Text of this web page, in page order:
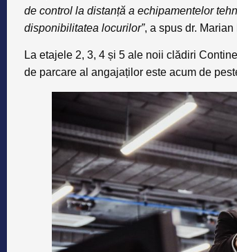
de control la distanță a echipamentelor
disponibilitatea locurilor”, a spus dr.
La etajele 2, 3, 4 și 5 ale noii clădiri
de parcare al angajaților este acum de